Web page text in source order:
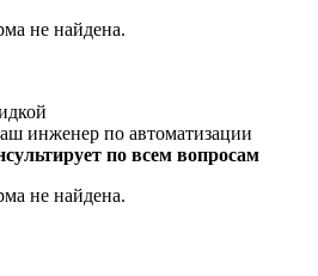
не найдена.
инженер по автоматизации
по всем вопросам
не найдена.